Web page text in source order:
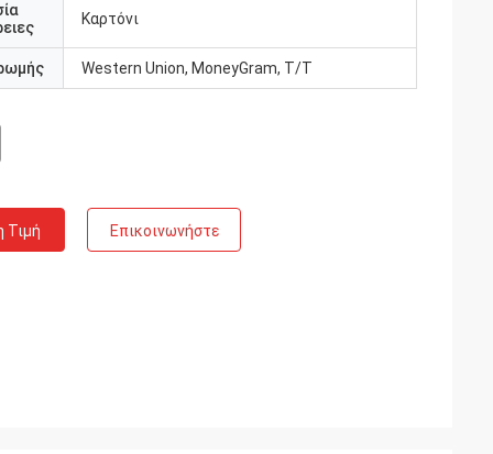
Καρτόνι
Western Union, MoneyGram, T/T
Τιμή Επικοινωνήστε